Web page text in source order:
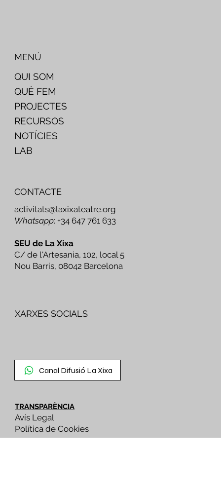
QUI SOM
QUÈ FEM
PROJECTES
RECURSOS
NOTÍCIES
LAB
MENÚ
CONTACTE
activitats@laxixateatre.org
Whatsapp: +34 647 761 633
SEU de La Xixa
C/ de l'Artesania, 102, local 5
Nou Barris, 08042 Barcelona
XARXES SOCIALS
Canal Difusió La Xixa
TRANSPARÈNCIA
Avís Legal
Política de Cookies